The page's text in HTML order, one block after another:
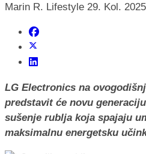
Marin R. Lifestyle 29. Kol.
LG Electronics na
predstavit će novu
sušenje rublja koja spajaju
maksimalnu energetsku